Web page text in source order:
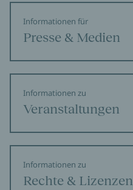
Informationen für
Presse & Medien
Informationen zu
Veranstaltungen
Informationen zu
Rechte & Lizenzen